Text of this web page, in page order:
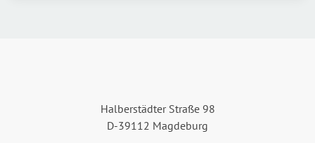
Halberstädter Straße 98
D-39112 Magdeburg